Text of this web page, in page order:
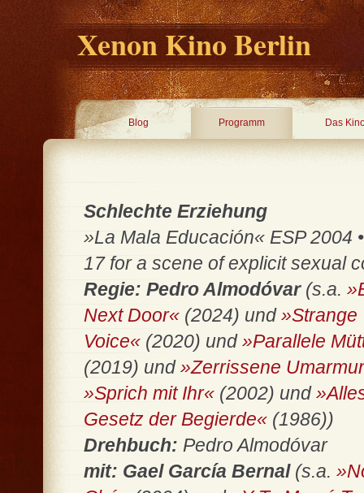
Xenon Kino Berlin
Blog Programm Das
Schlechte Erziehung
»La Mala Educación« ESP 2004
17 for a scene of explicit sexual
Regie: Pedro Almodóvar (s.a.
Next Door« (2024) und»Strange
Voice« (2020) und»Parallele
(2019) und»Zerrissene
»Sprich mit Ihr« (2002) und
Gesetz der Begierde« (1986))
Drehbuch: Pedro Almodóvar
mit: Gael García Bernal (s.a.